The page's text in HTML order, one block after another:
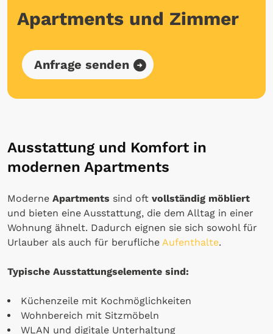
Apartments und Zimmer
Anfrage senden
Ausstattung und Komfort in
modernen Apartments
Moderne Apartments sind oft vollständig möbliert
und bieten eine Ausstattung, die dem Alltag in einer
Wohnung ähnelt. Dadurch eignen sie sich sowohl für
Urlauber als auch für berufliche Aufenthalte.
Typische Ausstattungselemente sind:
Küchenzeile mit Kochmöglichkeiten
Wohnbereich mit Sitzmöbeln
WLAN und digitale Unterhaltung